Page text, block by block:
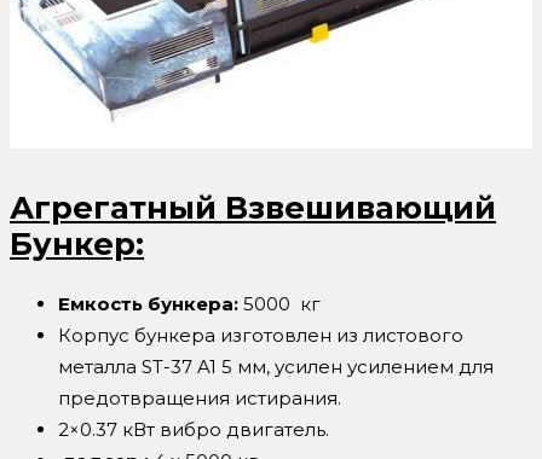
Агрегатный Взвешивающий
Бункер:
Емкость бункера: 5000 кг
Корпус бункера изготовлен из листового
металла ST-37 A1 5 мм, усилен усилением для
предотвращения истирания.
2×0.37 кВт вибро двигатель.